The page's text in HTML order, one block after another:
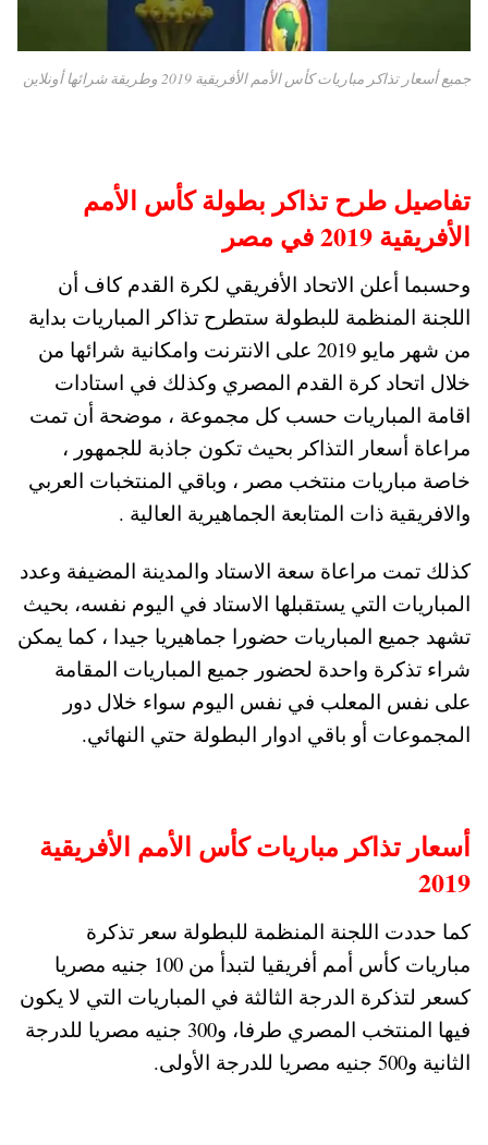
جميع أسعار تذاكر مباريات كأس الأمم الأفريقية 2019 وطريقة شرائها أونلاين
تفاصيل طرح تذاكر بطولةكأس الأمم
الأفريقية 2019 في مصر
وحسبما أعلن الاتحاد الأفريقي لكرة القدم كاف أن
اللجنة المنظمة للبطولة ستطرح تذاكر المباريات بداية
من شهر مايو 2019 على الانترنت وامكانية شرائها من
خلال اتحاد كرة القدم المصري وكذلك في استادات
اقامة المباريات حسب كل مجموعة ، موضحة أن تمت
مراعاة أسعار التذاكر بحيث تكون جاذبة للجمهور ،
خاصة مباريات منتخب مصر ، وباقي المنتخبات العربي
والافريقية ذات المتابعة الجماهيرية العالية .
كذلك تمت مراعاة سعة الاستاد والمدينة المضيفة وعدد
المباريات التي يستقبلها الاستاد في اليوم نفسه، بحيث
تشهد جميع المباريات حضورا جماهيريا جيدا ، كما يمكن
شراء تذكرة واحدة لحضور جميع المباريات المقامة
على نفس المعلب في نفس اليوم سواء خلال دور
المجموعات أو باقي ادوار البطولة حتي النهائي.
أسعار تذاكر مباريات كأس الأمم الأفريقية
2019
كما حددت اللجنة المنظمة للبطولة سعر تذكرة
مباريات كأس أمم أفريقيا لتبدأ من 100 جنيه مصريا
كسعر لتذكرة الدرجة الثالثة في المباريات التي لا يكون
فيها المنتخب المصري طرفا، و300 جنيه مصريا للدرجة
الثانية و500 جنيه مصريا للدرجة الأولى.